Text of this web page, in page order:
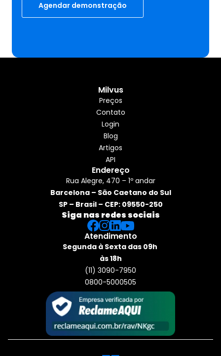
Agendar demonstração
Milvus
Preços
Contato
Login
Blog
Artigos
API
Endereço
Rua Alegre, 470 – 1º andar
Barcelona – São Caetano do Sul
SP – Brasil – CEP: 09550-250
Siga nas redes sociais
Atendimento
Segunda à Sexta das 09h
às 18h
(11) 3090-7950
0800-5000505